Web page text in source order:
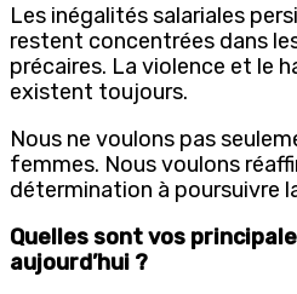
Les inégalités salariales
restent concentrées dans
précaires. La violence et le
existent toujours.
Nous ne voulons pas
femmes. Nous voulons
détermination à poursuivre
Quelles sont vos
aujourd’hui ?